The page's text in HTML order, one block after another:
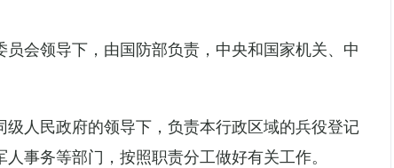
会领导下，由国防部负责，中央和国家机关、中
人民政府的领导下，负责本行政区域的兵役登记
事务等部门，按照职责分工做好有关工作。